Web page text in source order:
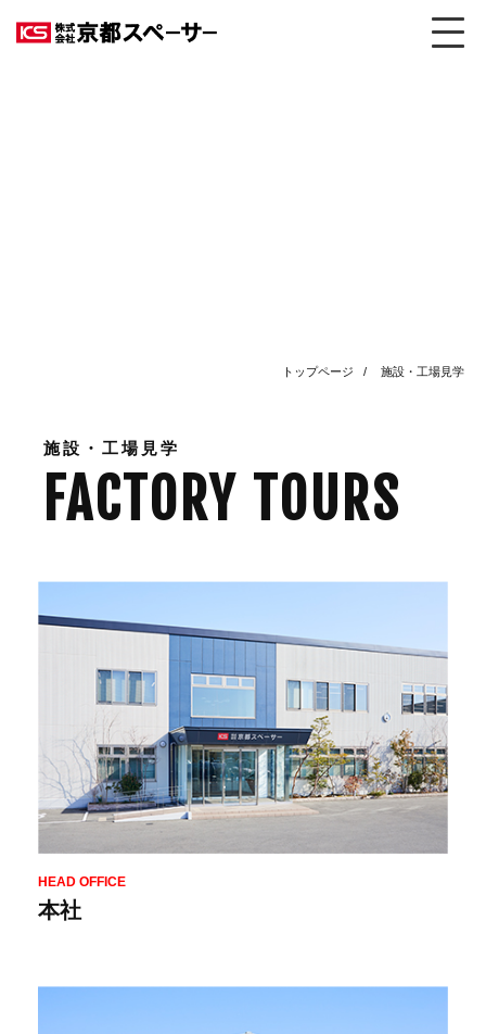
トップページ 施設・工場見学
施設・工場見学
FACTORY TOURS
HEAD OFFICE
本社